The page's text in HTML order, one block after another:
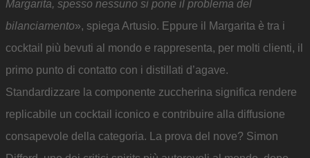
Margarita, spesso nessuno si pone il problema del
bilanciamento», spiega Artusio. Eppure il Margarita è tra i
cocktail più bevuti al mondo e rappresenta, per molti clienti, il
primo punto di contatto con i distillati d’agave.
Standardizzare la componente zuccherina significa rendere
replicabile un cocktail iconico e contribuire alla diffusione
consapevole della categoria. La prova del nove? Simon